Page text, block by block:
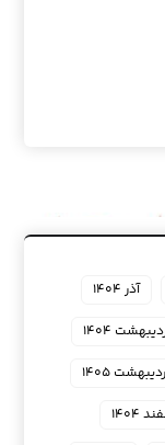
آذر ۱۴۰۴
۱۴۰۴
۱۴۰۵
۱۴۰۴